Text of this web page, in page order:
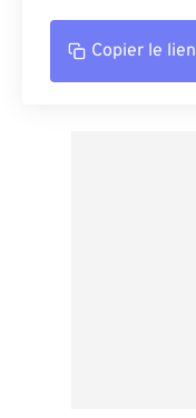
Copier le lien